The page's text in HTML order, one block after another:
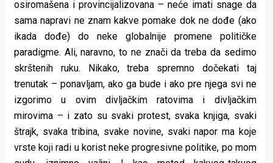
osiromašena i provincijalizovana – neće imati snage da
sama napravi ne znam kakve pomake dok ne dođe (ako
ikada dođe) do neke globalnije promene političke
paradigme. Ali, naravno, to ne znači da treba da sedimo
skrštenih ruku. Nikako, treba spremno dočekati taj
trenutak – ponavljam, ako ga bude i ako pre njega svi ne
izgorimo u ovim divljačkim ratovima i divljačkim
mirovima – i zato su svaki protest, svaka knjiga, svaki
štrajk, svaka tribina, svake novine, svaki napor ma koje
vrste koji radi u korist neke progresivne politike, po mom